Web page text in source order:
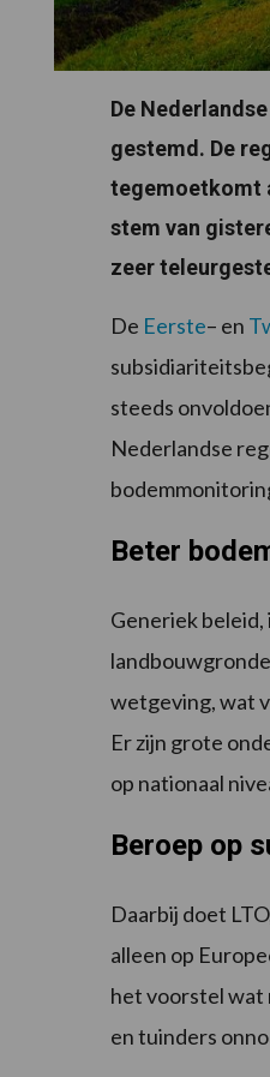
De
gestemd. De
tegemoetkomt
stem van
zeer
De Eerste– en
steeds
Nederlandse
Beter
Generiek
wetgeving, wat
Er zijn grote
op nationaal
Beroep op
Daarbij doet
alleen op
het voorstel wat
en tuinders